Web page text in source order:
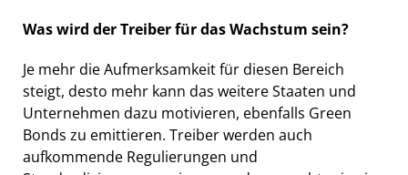
Was wird der Treiber für das Wachstum sein?
Je mehr die Aufmerksamkeit für diesen Bereich
steigt, desto mehr kann das weitere Staaten und
Unternehmen dazu motivieren, ebenfalls Green
Bonds zu emittieren. Treiber werden auch
aufkommende Regulierungen und